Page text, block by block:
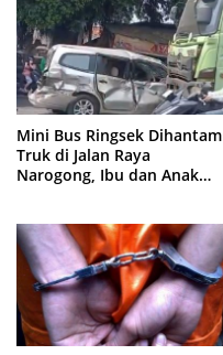
Mini Bus Ringsek Dihantam
Truk di Jalan Raya
Narogong, Ibu dan Anak